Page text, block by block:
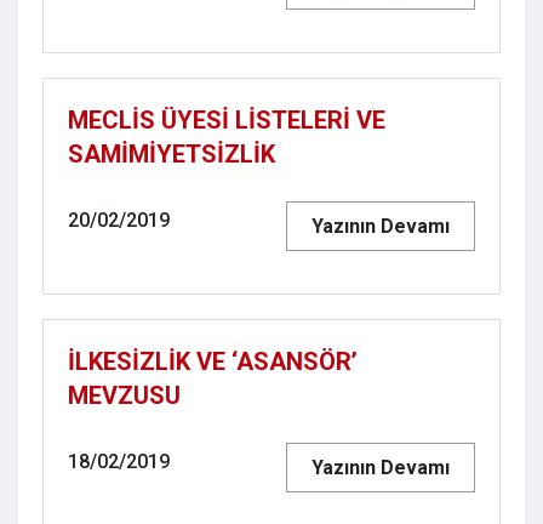
MECLİS ÜYESİ LİSTELERİ VE
SAMİMİYETSİZLİK
20/02/2019 Yazının Devamı
İLKESİZLİK VE ‘ASANSÖR’
MEVZUSU
18/02/2019 Yazının Devamı